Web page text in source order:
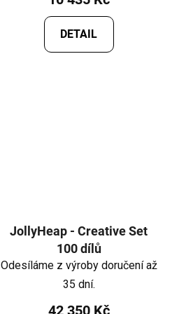
DETAIL
JollyHeap - Creative Set
100 dílů
Odesíláme z výroby doručení až
35 dní.
42 350 Kč